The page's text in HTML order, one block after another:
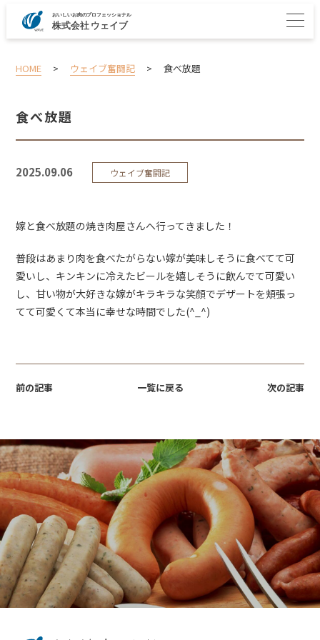
HOME > ウェイブ奮闘記 > 食べ放題
食べ放題
2025.09.06 ウェイブ奮闘記
嫁と食べ放題の焼き肉屋さんへ行ってきました！
普段はあまり肉を食べたがらない嫁が美味しそうに食べてて可
愛いし、キンキンに冷えたビールを嬉しそうに飲んでて可愛い
し、甘い物が大好きな嫁がキラキラな笑顔でデザートを頬張っ
てて可愛くて本当に幸せな時間でした(^_^)
前の記事 一覧に戻る 次の記事